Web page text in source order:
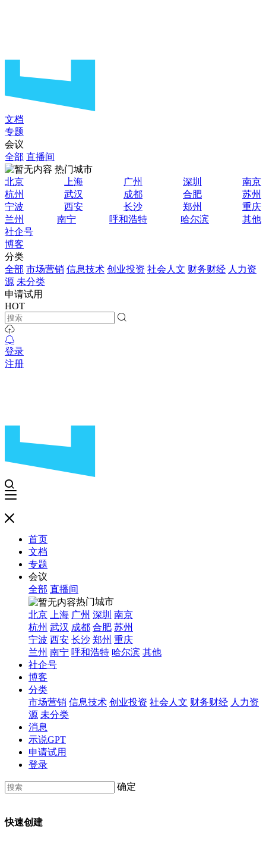
文档
专题
会议
全部 直播间
热门城市
北京
上海 广州 深圳
南京
杭州
武汉 成都 合肥
苏州
宁波
西安 长沙 郑州
重庆
兰州
南宁 呼和浩特 哈尔滨
其他
社企号
博客
分类
全部 市场营销 信息技术 创业投资 社会人文 财务财经 人力资
源 未分类
申请试用
HOT
登录
注册
首页
文档
专题
会议
全部 直播间
热门城市
北京
上海 广州 深圳 南京
杭州 武汉 成都 合肥 苏州
宁波 西安 长沙 郑州 重庆
兰州 南宁 呼和浩特 哈尔滨 其他
社企号
博客
分类
市场营销 信息技术 创业投资 社会人文 财务财经 人力资
源 未分类
消息
示说GPT
申请试用
登录
确定
快速创建